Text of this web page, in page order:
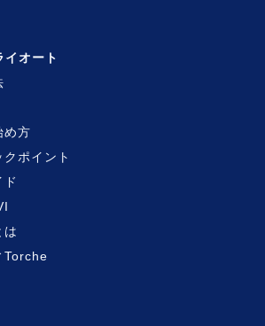
イオート
方
ポイント
ド
は
Torche